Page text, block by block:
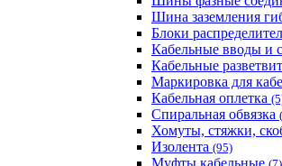
Шина заземления
Блоки
Кабельные вводы и
Кабельные
Маркировка для
Кабельная оплетка
Спиральная обвязка
Хомуты, стяжки,
Изолента (95)
Муфты кабельные